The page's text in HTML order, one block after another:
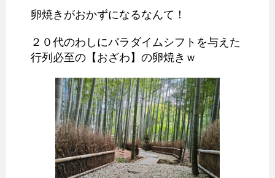
卵焼きがおかずになるなんて！
２０代のわしにパラダイムシフトを与えた
行列必至の【おざわ】の卵焼きｗ